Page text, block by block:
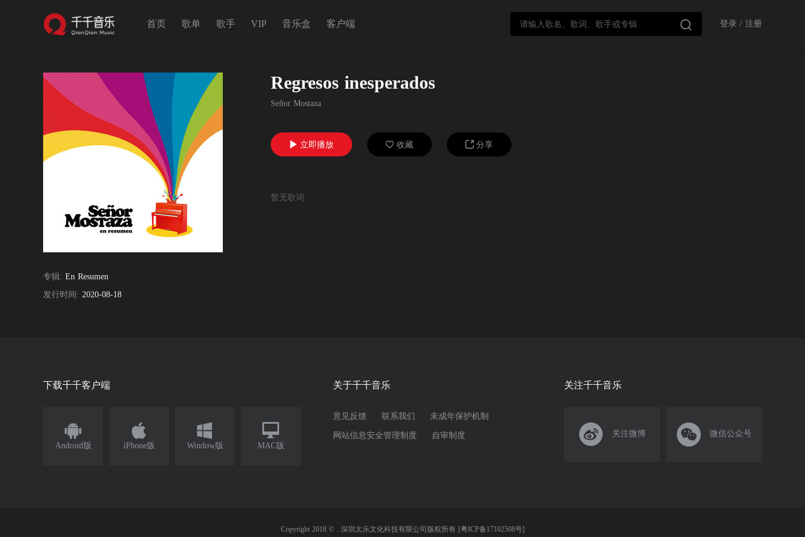
首页 歌单 歌手 VIP 音乐盒 客户端  登录 / 注册
专辑: En Resumen
发行时间: 2020-08-18
Regresos inesperados
Señor Mostaza
 立即播放  收藏  分享
暂无歌词
下载千千客户端

Android版

iPhone版

Window版

MAC版
关于千千音乐
意见反馈 联系我们 未成年保护机制
网站信息安全管理制度 自审制度
关注千千音乐
 关注微博  微信公众号
Copyright 2018 © . 深圳太乐文化科技有限公司版权所有 [粤ICP备17102508号]